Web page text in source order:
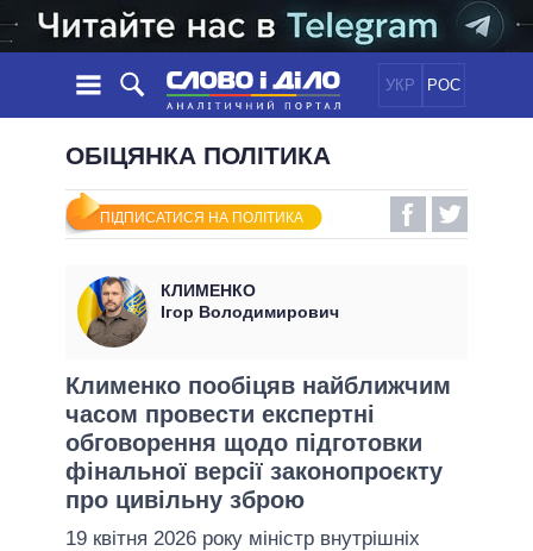
УКР РОС
НОВИНИ
СТРІЧКА
ПОДІЇ
СТАТТІ
ДУМКИ
ОГЛЯДИ
ДАЙДЖЕСТИ
ПОЛІТИКА
ЕКОНОМІКА
СВІТ
ОБIЦЯНКИ
УСІ ПОЛІТИКИ
ПРЕЗИДЕНТ І ОФІС
ВЕРХОВНА РАДА
КАБІНЕТ МІНІСТРІВ
ГОЛОВИ ОБЛАДМІНІСТРАЦІЙ
МЕРИ МІСТ
ВСІ ПЕРСОНИ
ІНФОГРАФІКА
ПІДТРИМАТИ
ПОРІВНЯННЯ ПОЛІТИКІВ
ОБІЦЯНКА ПОЛІТИКА
ПІДПИСАТИСЯ НА ПОЛІТИКА
КЛИМЕНКО
Ігор Володимирович
Клименко пообіцяв найближчим
часом провести експертні
обговорення щодо підготовки
фінальної версії законопроєкту
про цивільну зброю
19 квітня 2026 року міністр внутрішніх